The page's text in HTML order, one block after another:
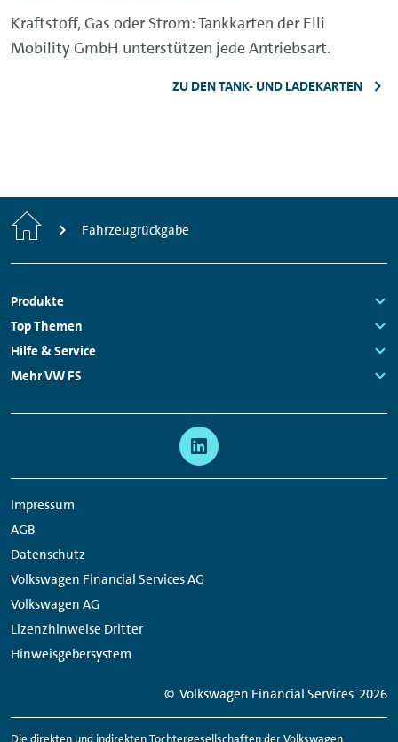
Kraftstoff, Gas oder Strom: Tankkarten der Elli
Mobility GmbH unterstützen jede Antriebsart.
ZU DEN TANK- UND LADEKARTEN
StartseiteFahrzeugrückgabe
Fußzeilen
Navigation
Produkte
Links:
Top Themen
Links:
Hilfe & Service
Links:
Mehr VW FS
Impressum
AGB
Datenschutz
Volkswagen Financial Services AG
Volkswagen AG
Lizenzhinweise Dritter
Hinweisgebersystem
Links
© Volkswagen Financial Services 2026
Die direkten und indirekten Tochtergesellschaften der Volkswagen